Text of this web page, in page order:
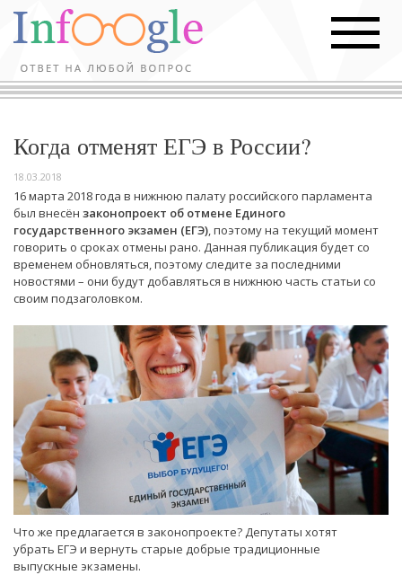
Когда отменят ЕГЭ в России?
18.03.2018
16 марта 2018 года в нижнюю палату российского парламента
был внесён законопроект об отмене Единого
государственного экзамен (ЕГЭ), поэтому на текущий момент
говорить о сроках отмены рано. Данная публикация будет со
временем обновляться, поэтому следите за последними
новостями – они будут добавляться в нижнюю часть статьи со
своим подзаголовком.
Что же предлагается в законопроекте? Депутаты хотят
убрать ЕГЭ и вернуть старые добрые традиционные
выпускные экзамены.